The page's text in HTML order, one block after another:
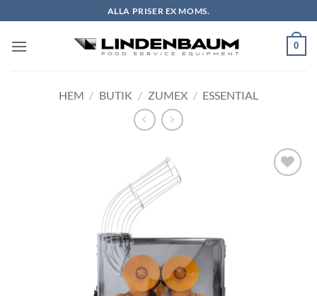
to
content
ALLA PRISER EX MOMS.
0
HEM / BUTIK / ZUMEX / ESSENTIAL